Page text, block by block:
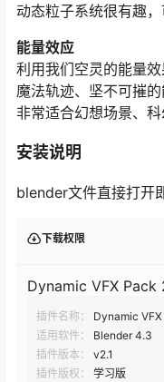
动态粒子系统很有趣，
能量效应
利用我们空灵的能量
魔法轨迹、坚不可摧
非常适合幻想场景、科
安装说明
blender文件直接打开
下载权限
Dynamic VFX Pack
插件名称：
Dynamic
适用软件：
Blender 4.3
插件版本：
v2.1
插件版权：
学习版